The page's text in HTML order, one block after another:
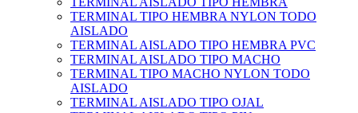
TERMINAL TIPO HEMBRA NYLON TODO
AISLADO
TERMINAL AISLADO TIPO HEMBRA PVC
TERMINAL AISLADO TIPO MACHO
TERMINAL TIPO MACHO NYLON TODO
AISLADO
TERMINAL AISLADO TIPO OJAL